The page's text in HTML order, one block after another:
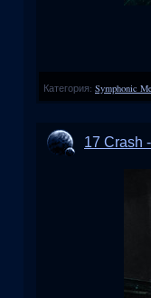
Категория: Symphonic
17 Crash